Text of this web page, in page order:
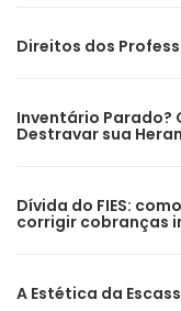
Direitos dos
Inventário Parado?
Destravar sua
Dívida do FIES:
corrigir cobranças
A Estética da